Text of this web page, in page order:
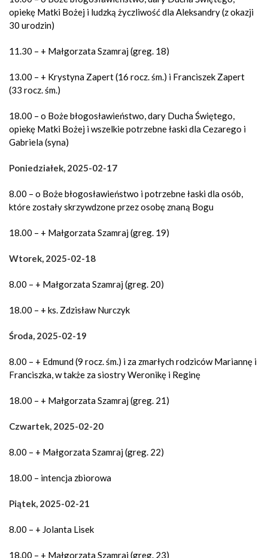
opiekę Matki Bożej i ludzką życzliwość dla Aleksandry (z okazji
30 urodzin)
11.30 – + Małgorzata Szamraj (greg. 18)
13.00 – + Krystyna Zapert (16 rocz. śm.) i Franciszek Zapert
(33 rocz. śm.)
18.00 – o Boże błogosławieństwo, dary Ducha Świętego,
opiekę Matki Bożej i wszelkie potrzebne łaski dla Cezarego i
Gabriela (syna)
Poniedziałek, 2025-02-17
8.00 – o Boże błogosławieństwo i potrzebne łaski dla osób,
które zostały skrzywdzone przez osobę znaną Bogu
18.00 – + Małgorzata Szamraj (greg. 19)
Wtorek, 2025-02-18
8.00 – + Małgorzata Szamraj (greg. 20)
18.00 – + ks. Zdzisław Nurczyk
Środa, 2025-02-19
8.00 – + Edmund (9 rocz. śm.) i za zmarłych rodziców Mariannę i
Franciszka, w także za siostry Weronikę i Reginę
18.00 – + Małgorzata Szamraj (greg. 21)
Czwartek, 2025-02-20
8.00 – + Małgorzata Szamraj (greg. 22)
18.00 – intencja zbiorowa
Piątek, 2025-02-21
8.00 – + Jolanta Lisek
18.00 – + Małgorzata Szamraj (greg. 23)